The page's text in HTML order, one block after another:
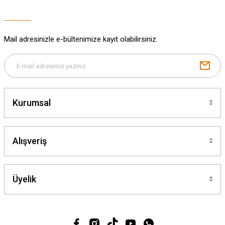
Gönder
Mail adresinizle e-bültenimize kayıt olabilirsiniz.
Kurumsal
Alışveriş
Üyelik